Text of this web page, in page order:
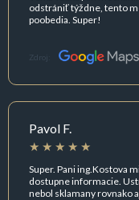
odstrániť týždne, tento
poobedia. Super!
Zdroj:
Pavol F.
Super. Pani ing.Kostova
dostupne informacie.
nebol sklamany rovnako